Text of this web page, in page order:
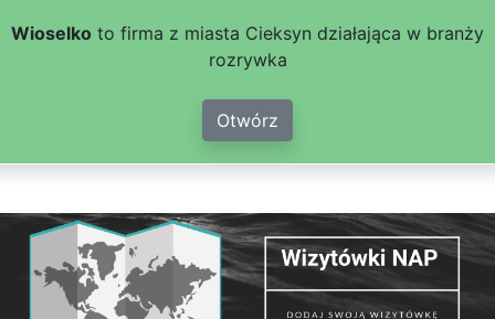
Wioselko to firma z miasta Cieksyn działająca w branży
rozrywka
Otwórz